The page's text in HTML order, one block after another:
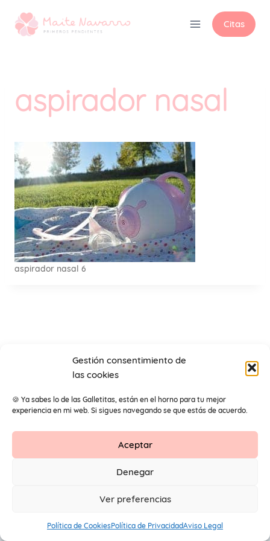
Gestión consentimiento de
las cookies
🍪 Ya sabes lo de las Galletitas, están en el horno para tu mejor
experiencia en mi web. Si sigues navegando se que estás de acuerdo.
Aceptar
Denegar
Ver preferencias
Política de CookiesPolítica de PrivacidadAviso Legal
Citas
aspirador nasal
aspirador nasal 6
Aviso Legal Protección de datos
© 2026 Primeros Pendientes by Maite Navarro. Todos los
derechos reservados.